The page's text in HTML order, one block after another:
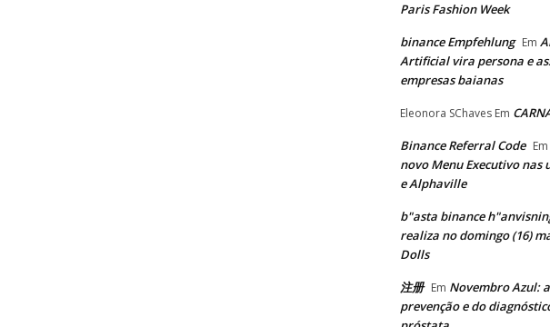
Paris Fashion Week
binance Empfehlung Em
Artificial vira persona e
empresas baianas
Eleonora SChaves Em
Binance Referral Code Em
novo Menu Executivo nas
e Alphaville
b"asta binance
realiza no domingo (16)
Dolls
注册 Em Novembro Azul:
prevenção e do